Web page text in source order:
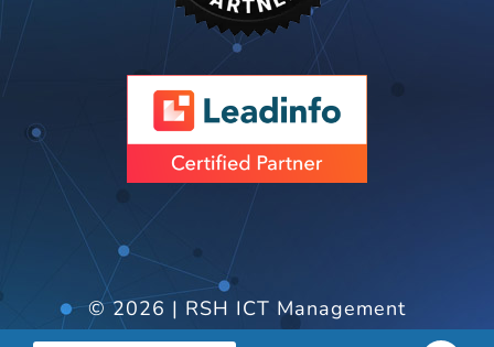
© 2026 | RSH ICT Management